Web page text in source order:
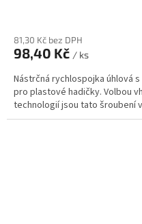
81,30 Kč bez DPH
98,40 Kč / ks
Nástrčná rychlospojka úhlová
pro plastové hadičky. Volbou
technologií jsou tato šroubení